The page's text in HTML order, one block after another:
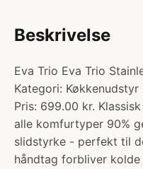
Beskrivelse
Eva Trio Eva Trio
Kategori:
Pris: 699.00 kr.
alle komfurtyper 90%
slidstyrke - perfekt til
håndtag forbliver kolde